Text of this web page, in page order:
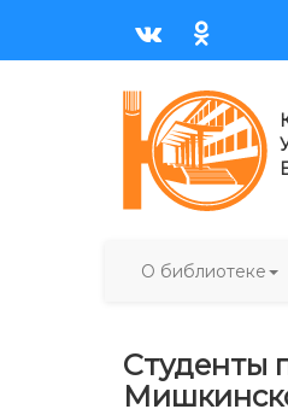
О библиотеке
Студенты